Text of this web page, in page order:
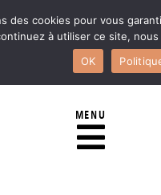
MENU
des cookies pour vous
à utiliser ce site,
OK